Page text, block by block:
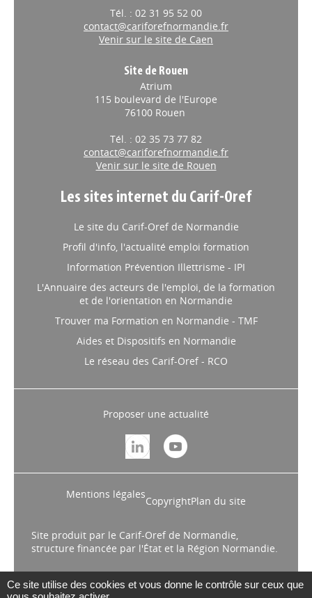
Tél. : 02 31 95 52 00
contact@cariforefnormandie.fr
Venir sur le site de Caen
Site de Rouen
Atrium
115 boulevard de l'Europe
76100 Rouen
Tél. : 02 35 73 77 82
contact@cariforefnormandie.fr
Venir sur le site de Rouen
Les sites internet du Carif-Oref
Le site du Carif-Oref de Normandie
Profil d'info, l'actualité emploi formation
Information Prévention Illettrisme - IPI
L'Annuaire des acteurs de l'emploi, de la formation
et de l'orientation en Normandie
Trouver ma Formation en Normandie - TMF
Aides et Dispositifs en Normandie
Le réseau des Carif-Oref - RCO
Proposer une actualité
Mentions légales
CopyrightPlan du site
Site produit par le Carif-Oref de Normandie,
structure financée par l'État et la Région Normandie.
Ce site utilise des cookies et vous donne le contrôle sur ceux que